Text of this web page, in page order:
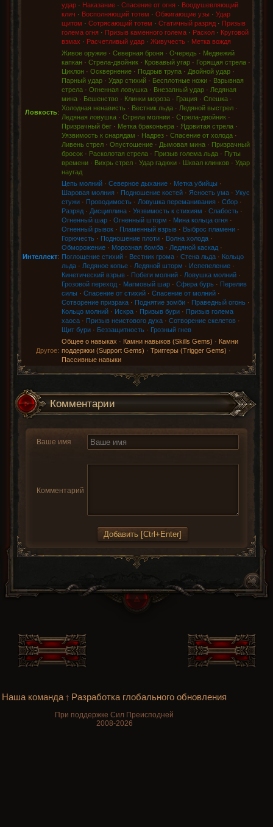
удар· Наказание· Спасение от огня· Воодушевляющий
клич · Восполняющий тотем · Обжигающие узы · Удар
щитом · Сотрясающий тотем · Статичный разряд· Призыв
голема огня· Призыв каменного голема· Раскол· Круговой
взмах · Расчетливый удар· Живучесть· Метка вождя
Ловкость:
Живое оружие· Северная броня · Очередь · Медвежий
капкан· Стрела-двойник· Кровавый угар· Горящая стрела·
Циклон· Осквернение· Подрыв трупа· Двойной удар·
Парный удар· Удар стихий· Бесплотные ножи· Взрывная
стрела· Огненная ловушка· Внезапный удар· Ледяная
мина· Бешенство· Клинки мороза· Грация · Спешка·
Холодная ненависть · Вестник льда· Ледяной выстрел·
Ледяная ловушка· Стрела молнии· Стрела-двойник·
Призрачный бег· Метка браконьера· Ядовитая стрела·
Уязвимость к снарядам · Надрез· Спасение от холода·
Ливень стрел· Опустошение· Дымовая мина· Призрачный
бросок· Расколотая стрела· Призыв голема льда· Путы
времени· Вихрь стрел· Удар гадюки· Шквал клинков· Удар
наугад
Интеллект:
Цепь молний· Северное дыхание· Метка убийцы ·
Шаровая молния· Подношение костей· Ясность ума· Укус
стужи· Проводимость· Ловушка переманивания· Сбор·
Разряд· Дисциплина· Уязвимость к стихиям · Слабость·
Огненный шар· Огненный шторм · Мина кольца огня·
Огненный рывок· Пламенный взрыв· Выброс пламени·
Горючесть· Подношение плоти· Волна холода·
Обморожение· Морозная бомба· Ледяной каскад·
Поглощение стихий· Вестник грома· Стена льда· Кольцо
льда· Ледяное копье· Ледяной шторм · Испепеление·
Кинетический взрыв· Побеги молний· Ловушка молний·
Грозовой переход· Магмовый шар· Сфера бурь· Перелив
силы · Спасение от стихий· Спасение от молний·
Сотворение призрака· Поднятие зомби· Праведный огонь·
Кольцо молний· Искра· Призыв бури· Призыв голема
хаоса· Призыв неистового духа· Сотворение скелетов·
Щит бури· Беззащитность· Грозный гнев
Другое:
Общее о навыках · Камни навыков (Skills Gems) · Камни
поддержки (Support Gems) · Триггеры (Trigger Gems) ·
Пассивные навыки
Комментарии
Ваше имя
Комментарий
Наша команда† Разработка глобального обновления
При поддержке Сил Преисподней
2008-2026